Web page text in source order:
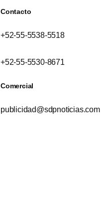
Contacto
+52-55-5538-5518
+52-55-5530-8671
Comercial
publicidad@sdpnoticias.com